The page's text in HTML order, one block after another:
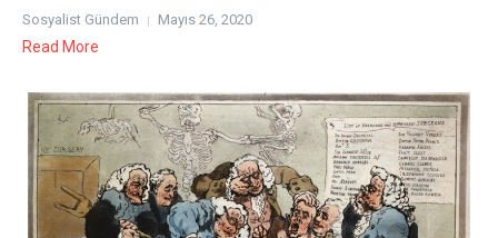
Sosyalist Gündem Mayıs 26, 2020
Read More